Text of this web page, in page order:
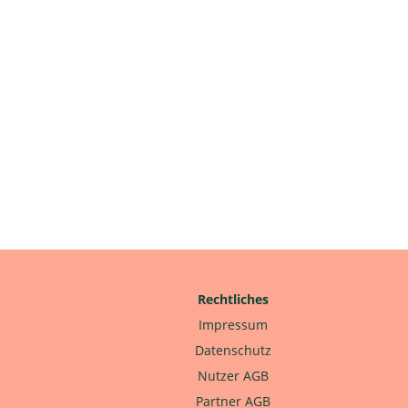
Rechtliches
Impressum
Datenschutz
Nutzer AGB
Partner AGB